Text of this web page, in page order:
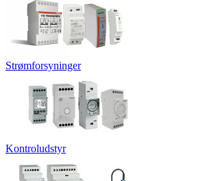
Strømforsyninger
Kontroludstyr